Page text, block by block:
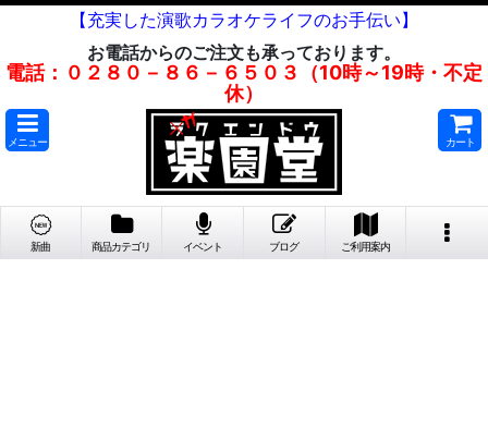
【充実した演歌カラオケライフのお手伝い】
お電話からのご注文も承っております。
電話：０２８０－８６－６５０３（10時～19時・不定
休）
メニュー カート
新曲 商品カテゴリ イベント ブログ ご利用案内